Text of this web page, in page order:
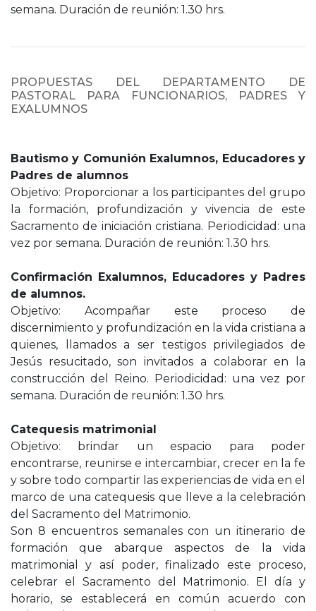
semana. Duración de reunión: 1.30 hrs.
PROPUESTAS DEL DEPARTAMENTO DE
PASTORAL PARA FUNCIONARIOS, PADRES Y
EXALUMNOS
Bautismo y Comunión Exalumnos, Educadores y
Padres de alumnos
Objetivo: Proporcionar a los participantes del grupo
la formación, profundización y vivencia de este
Sacramento de iniciación cristiana. Periodicidad: una
vez por semana. Duración de reunión: 1.30 hrs.
Confirmación Exalumnos, Educadores y Padres
de alumnos.
Objetivo: Acompañar este proceso de
discernimiento y profundización en la vida cristiana a
quienes, llamados a ser testigos privilegiados de
Jesús resucitado, son invitados a colaborar en la
construcción del Reino. Periodicidad: una vez por
semana. Duración de reunión: 1.30 hrs.
Catequesis matrimonial
Objetivo: brindar un espacio para poder
encontrarse, reunirse e intercambiar, crecer en la fe
y sobre todo compartir las experiencias de vida en el
marco de una catequesis que lleve a la celebración
del Sacramento del Matrimonio.
Son 8 encuentros semanales con un itinerario de
formación que abarque aspectos de la vida
matrimonial y así poder, finalizado este proceso,
celebrar el Sacramento del Matrimonio. El día y
horario, se establecerá en común acuerdo con